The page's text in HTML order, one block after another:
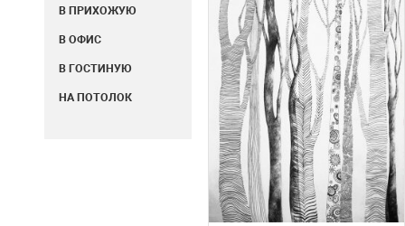
В ПРИХОЖУЮ
В ОФИС
В ГОСТИНУЮ
НА ПОТОЛОК